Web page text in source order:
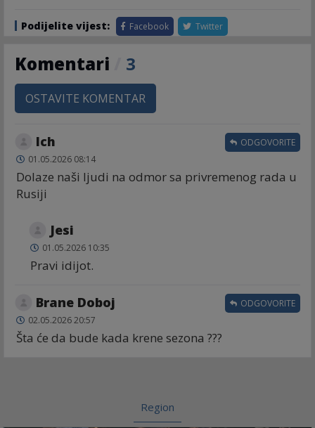
Podijelite vijest: Facebook Twitter
Komentari 3
OSTAVITE KOMENTAR
Ich
01.05.2026 08:14
Dolaze naši ljudi na odmor sa privremenog rada u
Rusiji
ODGOVORITE
Jesi
01.05.2026 10:35
Pravi idijot.
Brane Doboj
02.05.2026 20:57
Šta će da bude kada krene sezona ???
ODGOVORITE
Region